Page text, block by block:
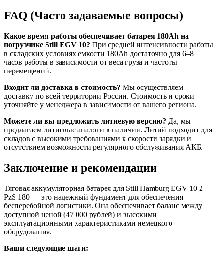
FAQ (Часто задаваемые вопросы)
Какое время работы обеспечивает батарея 180Ah на
погрузчике Still EGV 10? При средней интенсивности работы
в складских условиях емкости 180Ah достаточно для 6–8
часов работы в зависимости от веса груза и частоты
перемещений.
Входит ли доставка в стоимость? Мы осуществляем
доставку по всей территории России. Стоимость и сроки
уточняйте у менеджера в зависимости от вашего региона.
Можете ли вы предложить литиевую версию? Да, мы
предлагаем литиевые аналоги в наличии. Литий подходит для
складов с высокими требованиями к скорости зарядки и
отсутствием возможности регулярного обслуживания АКБ.
Заключение и рекомендации
Тяговая аккумуляторная батарея для Still Hamburg EGV 10 2
PzS 180 — это надежный фундамент для обеспечения
бесперебойной логистики. Она обеспечивает баланс между
доступной ценой (47 000 рублей) и высокими
эксплуатационными характеристиками немецкого
оборудования.
Ваши следующие шаги: